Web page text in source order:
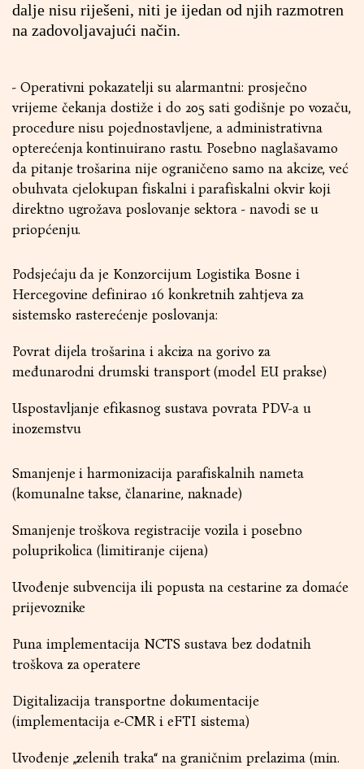
dalje nisu riješeni, niti je ijedan od njih razmotren
na zadovoljavajući način.
- Operativni pokazatelji su alarmantni: prosječno
vrijeme čekanja dostiže i do 205 sati godišnje po vozaču,
procedure nisu pojednostavljene, a administrativna
opterećenja kontinuirano rastu. Posebno naglašavamo
da pitanje trošarina nije ograničeno samo na akcize, već
obuhvata cjelokupan fiskalni i parafiskalni okvir koji
direktno ugrožava poslovanje sektora - navodi se u
priopćenju.
Podsjećaju da je Konzorcijum Logistika Bosne i
Hercegovine definirao 16 konkretnih zahtjeva za
sistemsko rasterećenje poslovanja:
Povrat dijela trošarina i akciza na gorivo za
međunarodni drumski transport (model EU prakse)
Uspostavljanje efikasnog sustava povrata PDV-a u
inozemstvu
Smanjenje i harmonizacija parafiskalnih nameta
(komunalne takse, članarine, naknade)
Smanjenje troškova registracije vozila i posebno
poluprikolica (limitiranje cijena)
Uvođenje subvencija ili popusta na cestarine za domaće
prijevoznike
Puna implementacija NCTS sustava bez dodatnih
troškova za operatere
Digitalizacija transportne dokumentacije
(implementacija e-CMR i eFTI sistema)
Uvođenje „zelenih traka“ na graničnim prelazima (min.